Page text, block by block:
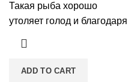
Такая рыба хорошо
утоляет голод и благодаря
ADD TO CART